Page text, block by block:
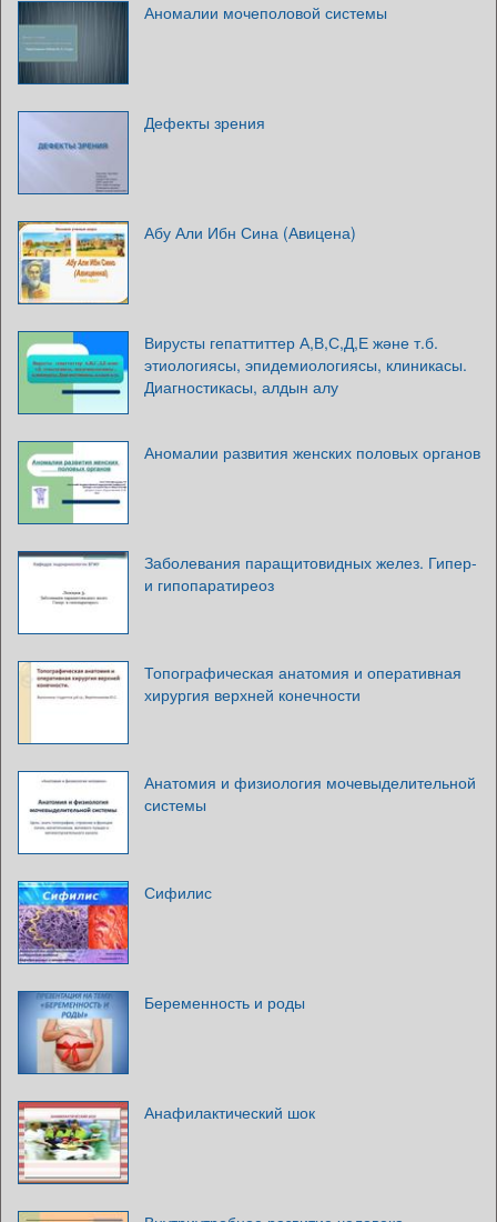
Аномалии мочеполовой системы
Дефекты зрения
Абу Али Ибн Сина (Авицена)
Вирусты гепаттиттер А,В,С,Д,Е және т.б.
этиологиясы, эпидемиологиясы, клиникасы.
Диагностикасы, алдын алу
Аномалии развития женских половых органов
Заболевания паращитовидных желез. Гипер-
и гипопаратиреоз
Топографическая анатомия и оперативная
хирургия верхней конечности
Анатомия и физиология мочевыделительной
системы
Сифилис
Беременность и роды
Анафилактический шок